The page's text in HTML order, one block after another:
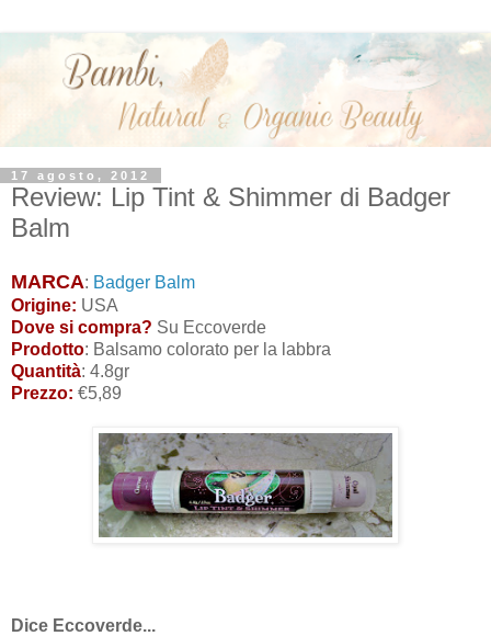
17 agosto, 2012
Review: Lip Tint & Shimmer di Badger
Balm
MARCA: Badger Balm
Origine: USA
Dove si compra? Su Eccoverde
Prodotto: Balsamo colorato per la labbra
Quantità: 4.8gr
Prezzo: €5,89
Dice Eccoverde...